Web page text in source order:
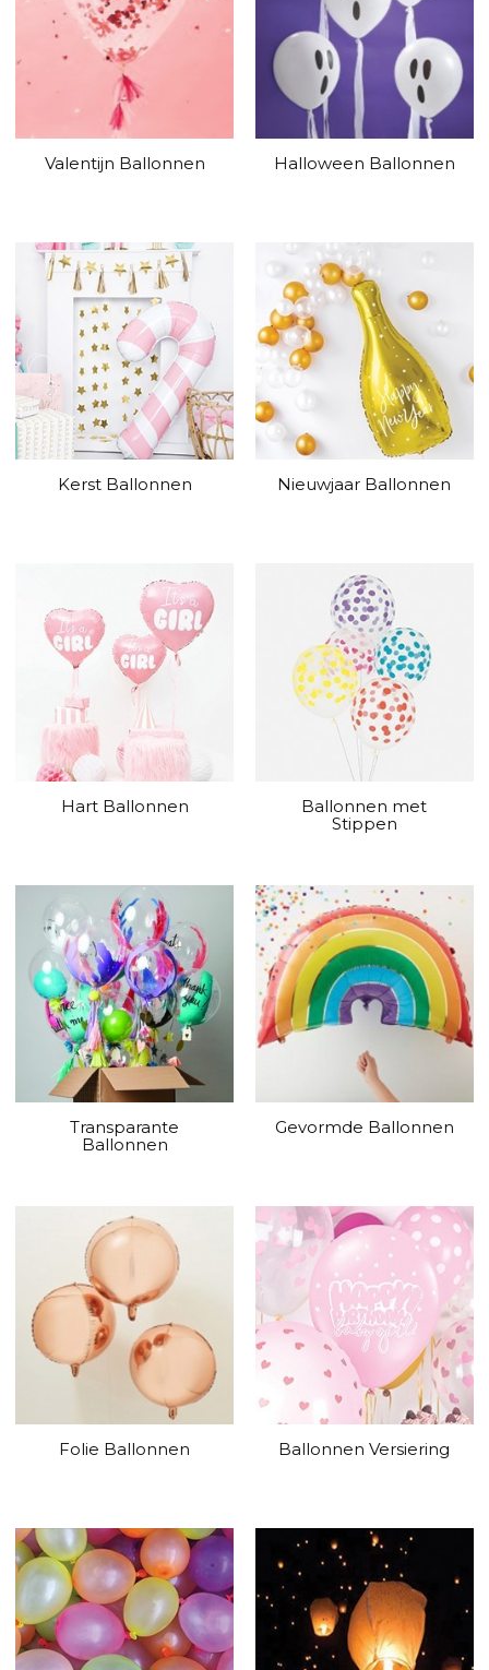
Valentijn Ballonnen Halloween Ballonnen
Kerst Ballonnen Nieuwjaar Ballonnen
Hart Ballonnen
Ballonnen met
Stippen
Transparante
Ballonnen
Gevormde Ballonnen
Folie Ballonnen Ballonnen Versiering